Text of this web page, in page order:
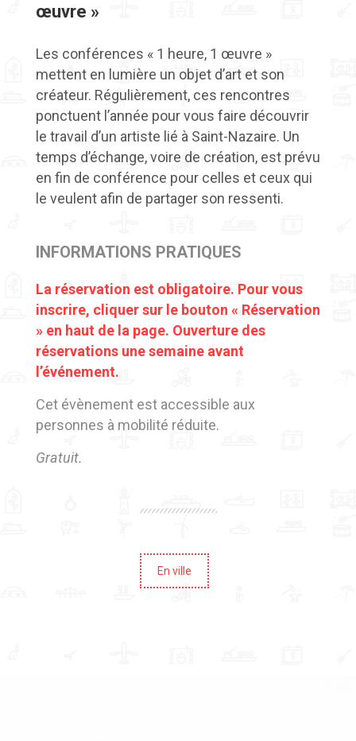
œuvre »
Les conférences « 1 heure, 1 œuvre »
mettent en lumière un objet d’art et son
créateur. Régulièrement, ces rencontres
ponctuent l’année pour vous faire découvrir
le travail d’un artiste lié à Saint-Nazaire. Un
temps d’échange, voire de création, est prévu
en fin de conférence pour celles et ceux qui
le veulent afin de partager son ressenti.
INFORMATIONS PRATIQUES
La réservation est obligatoire. Pour vous
inscrire, cliquer sur le bouton « Réservation
» en haut de la page. Ouverture des
réservations une semaine avant
l’événement.
Cet évènement est accessible aux
personnes à mobilité réduite.
Gratuit.
En ville